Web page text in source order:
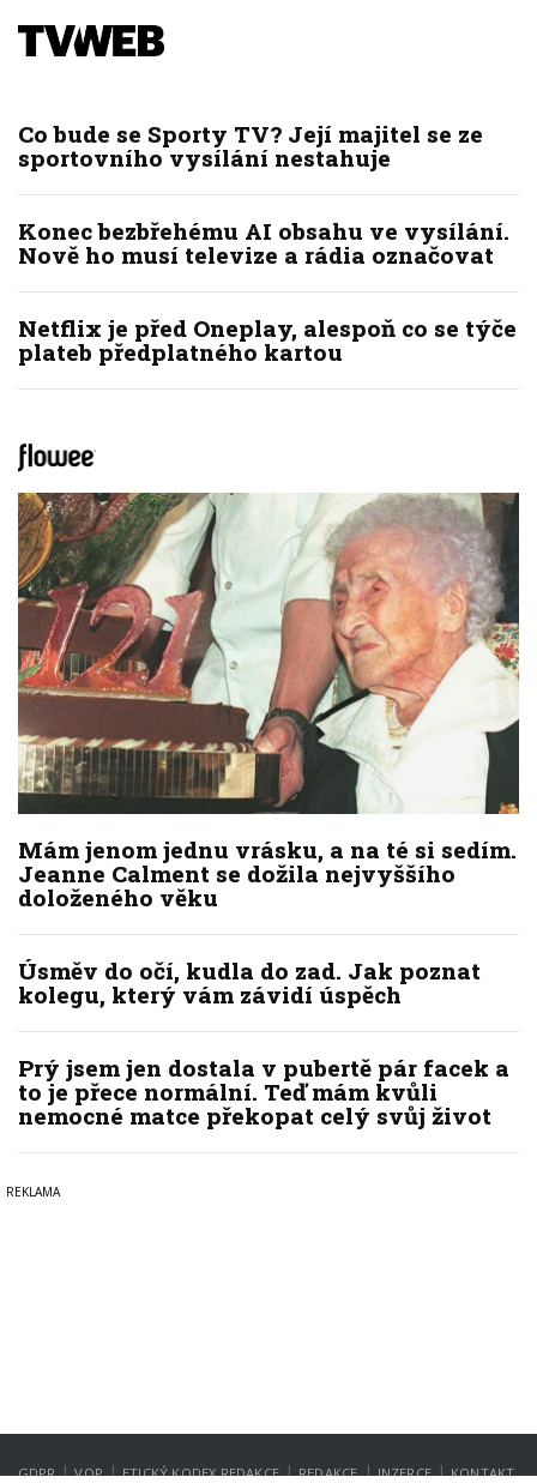
Co bude se Sporty TV? Její majitel se ze
sportovního vysílání nestahuje
Konec bezbřehému AI obsahu ve vysílání.
Nově ho musí televize a rádia označovat
Netflix je před Oneplay, alespoň co se týče
plateb předplatného kartou
Mám jenom jednu vrásku, a na té si sedím.
Jeanne Calment se dožila nejvyššího
doloženého věku
Úsměv do očí, kudla do zad. Jak poznat
kolegu, který vám závidí úspěch
Prý jsem jen dostala v pubertě pár facek a
to je přece normální. Teď mám kvůli
nemocné matce překopat celý svůj život
GDPR | VOP | ETICKÝ KODEX REDAKCE | REDAKCE | INZERCE | KONTAKT